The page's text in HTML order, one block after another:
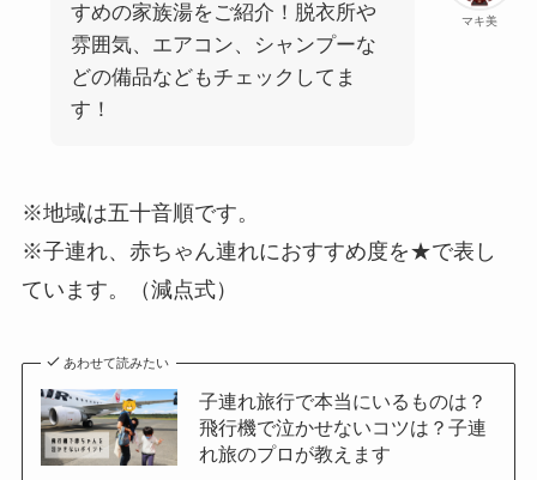
マキ美
すめの家族湯をご紹介！脱衣所や
雰囲気、エアコン、シャンプーな
どの備品などもチェックしてま
す！
※地域は五十音順です。
※子連れ、赤ちゃん連れにおすすめ度を★で表し
ています。（減点式）
あわせて読みたい
子連れ旅行で本当にいるものは？
飛行機で泣かせないコツは？子連
れ旅のプロが教えます